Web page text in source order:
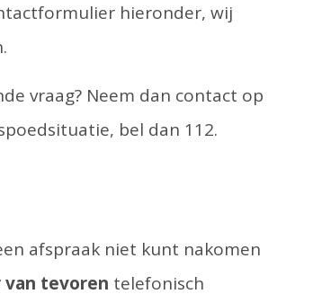
hieronder, wij
vraag? Neem dan contact op
bel dan 112.
afspraak niet kunt nakomen
van tevoren telefonisch